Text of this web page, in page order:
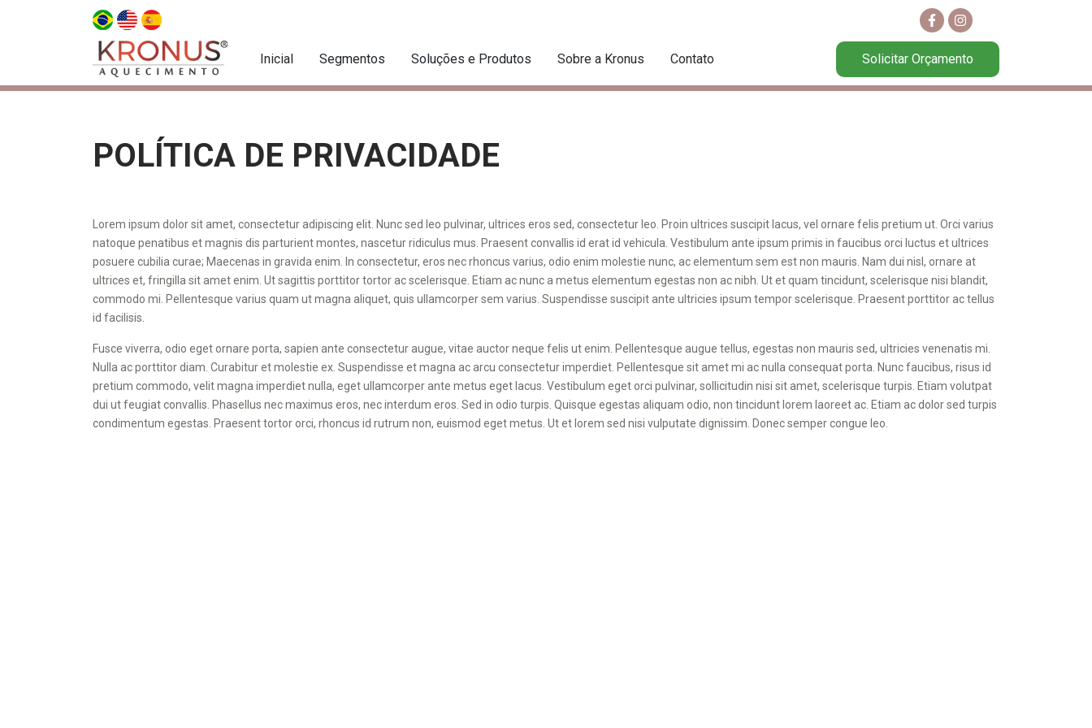
Inicial Segmentos Soluções e Produtos Sobre a Kronus Contato Solicitar Orçamento
POLÍTICA DE PRIVACIDADE
Lorem ipsum dolor sit amet, consectetur adipiscing elit. Nunc sed leo pulvinar, ultrices eros sed, consectetur leo. Proin ultrices suscipit lacus, vel ornare felis pretium ut. Orci varius
natoque penatibus et magnis dis parturient montes, nascetur ridiculus mus. Praesent convallis id erat id vehicula. Vestibulum ante ipsum primis in faucibus orci luctus et ultrices
posuere cubilia curae; Maecenas in gravida enim. In consectetur, eros nec rhoncus varius, odio enim molestie nunc, ac elementum sem est non mauris. Nam dui nisl, ornare at
ultrices et, fringilla sit amet enim. Ut sagittis porttitor tortor ac scelerisque. Etiam ac nunc a metus elementum egestas non ac nibh. Ut et quam tincidunt, scelerisque nisi blandit,
commodo mi. Pellentesque varius quam ut magna aliquet, quis ullamcorper sem varius. Suspendisse suscipit ante ultricies ipsum tempor scelerisque. Praesent porttitor ac tellus
id facilisis.
Fusce viverra, odio eget ornare porta, sapien ante consectetur augue, vitae auctor neque felis ut enim. Pellentesque augue tellus, egestas non mauris sed, ultricies venenatis mi.
Nulla ac porttitor diam. Curabitur et molestie ex. Suspendisse et magna ac arcu consectetur imperdiet. Pellentesque sit amet mi ac nulla consequat porta. Nunc faucibus, risus id
pretium commodo, velit magna imperdiet nulla, eget ullamcorper ante metus eget lacus. Vestibulum eget orci pulvinar, sollicitudin nisi sit amet, scelerisque turpis. Etiam volutpat
dui ut feugiat convallis. Phasellus nec maximus eros, nec interdum eros. Sed in odio turpis. Quisque egestas aliquam odio, non tincidunt lorem laoreet ac. Etiam ac dolor sed turpis
condimentum egestas. Praesent tortor orci, rhoncus id rutrum non, euismod eget metus. Ut et lorem sed nisi vulputate dignissim. Donec semper congue leo.